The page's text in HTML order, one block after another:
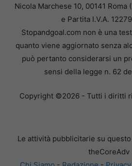
Nicola Marchese 10, 00141 Roma
e Partita I.V.A.
Stopandgoal.com non è una
quanto viene aggiornato senza
può pertanto considerarsi un
sensi della legge n. 62
Copyright ©2026 - Tutti i diritti
Le attività pubblicitarie su
theCoreAdv